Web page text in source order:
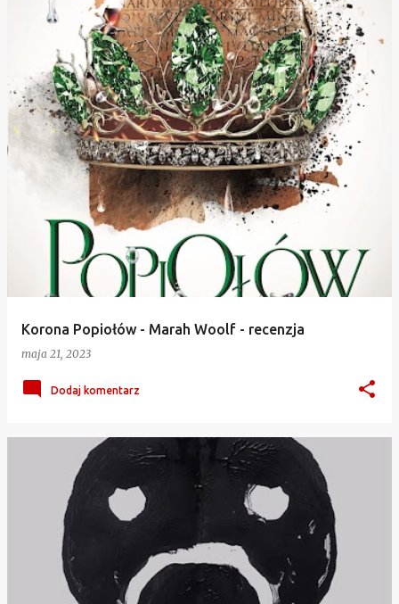
Korona Popiołów - Marah Woolf - recenzja
maja 21, 2023
Dodaj komentarz